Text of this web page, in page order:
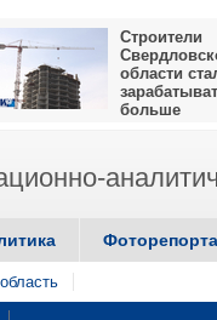
Строители
области
больше